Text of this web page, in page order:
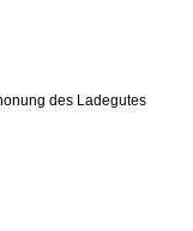
des Ladegutes